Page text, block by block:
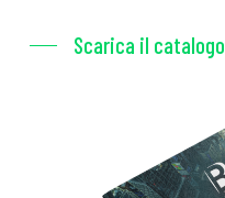
Scarica il catalogo